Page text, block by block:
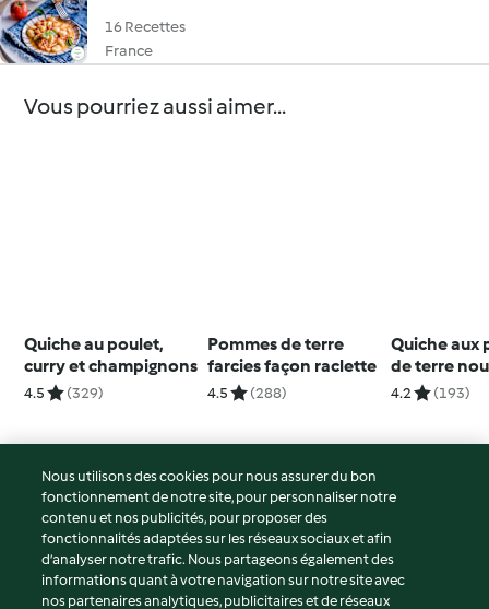
16 Recettes
France
Vous pourriez aussi aimer...
Quiche au poulet,
curry et champignons
4.5 (329)
Pommes de terre
farcies façon raclette
4.5 (288)
Quiche aux
de terre
ciboules et
4.2 (193)
© Copyright 2026
Conditions d'utilisation
Politique de confidentialité
Non-responsabilité
Nous utilisons des cookies pour nous assurer du bon
fonctionnement de notre site, pour personnaliser notre
contenu et nos publicités, pour proposer des
fonctionnalités adaptées sur les réseaux sociaux et afin
d’analyser notre trafic. Nous partageons également des
informations quant à votre navigation sur notre site avec
nos partenaires analytiques, publicitaires et de réseaux